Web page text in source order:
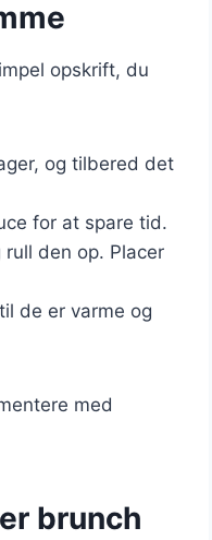
opskrift, du
og tilbered det
for at spare tid.
den op. Placer
de er varme og
med
brunch